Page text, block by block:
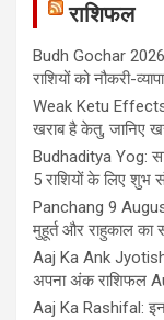
राशिफल
Budh Gochar
राशियों को नौकरी-
Weak Ketu Effects:
खराब है केतु, जानिए
Budhaditya Yog:
5 राशियों के लिए शुभ
Panchang 9
मुहूर्त और राहुकाल का
Aaj Ka Ank Jyotish
अपना अंक राशिफल
Aaj Ka Rashifal: इन